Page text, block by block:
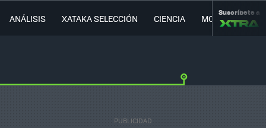
ANÁLISIS XATAKA SELECCIÓN CIENCIA MOVILIDAD
Suscríbete a